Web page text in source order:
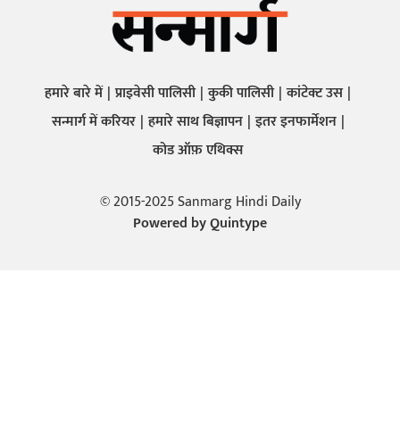
हमारे बारे में प्राइवेसी पालिसी कुकी पालिसी कांटेक्ट उस
सन्मार्ग में करियर हमारे साथ बिज्ञापन इतर इनफार्मेशन
कोड ऑफ़ एथिक्स
© 2015-2025 Sanmarg Hindi Daily
Powered byQuintype